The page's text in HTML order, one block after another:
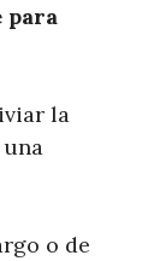
para
la
o de